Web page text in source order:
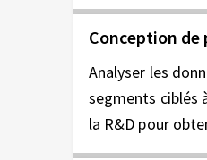
Conception de
Analyser les
segments ciblés
la R&D pour